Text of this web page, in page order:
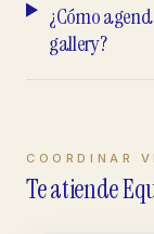
¿Cómo
gallery?
COORDINAR
Te atiende